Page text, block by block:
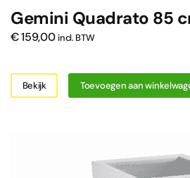
Gemini Quadrato 85
€159,00 incl. BTW
Bekijk Toevoegen aan